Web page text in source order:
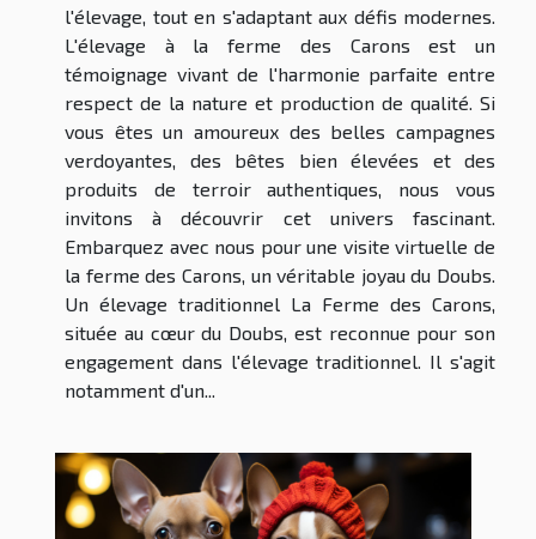
l'élevage, tout en s'adaptant aux défis modernes.
L'élevage à la ferme des Carons est un
témoignage vivant de l'harmonie parfaite entre
respect de la nature et production de qualité. Si
vous êtes un amoureux des belles campagnes
verdoyantes, des bêtes bien élevées et des
produits de terroir authentiques, nous vous
invitons à découvrir cet univers fascinant.
Embarquez avec nous pour une visite virtuelle de
la ferme des Carons, un véritable joyau du Doubs.
Un élevage traditionnel La Ferme des Carons,
située au cœur du Doubs, est reconnue pour son
engagement dans l'élevage traditionnel. Il s'agit
notamment d'un...